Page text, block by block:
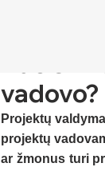
vadovo?
Projektų
projektų
ar žmonus turi